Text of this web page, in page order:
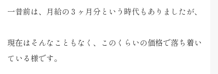
一昔前は、月給の３ヶ月分という時代もありましたが、
現在はそんなこともなく、このくらいの価格で落ち着い
ている様です。